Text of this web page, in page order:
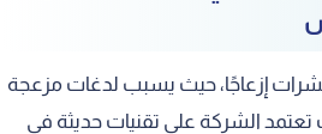
إزعاجًا، حيث يسبب لدغات مزعجة
تعتمد الشركة على تقنيات حديثة في